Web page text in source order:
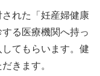
れた「妊産婦健康
る医療機関へ持っ
てもらいます。健
きます。